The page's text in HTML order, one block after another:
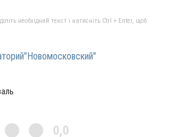
необхідний текст і натисніть Ctrl + Enter, щоб
0,0